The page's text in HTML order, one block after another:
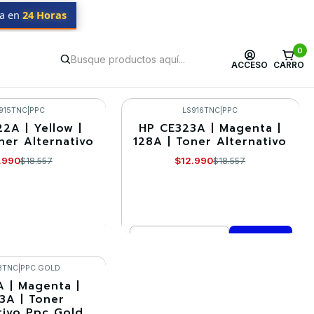
ACCESO
0
CARRO
en 24 Horas
| PPC
| Yellow |
Alternativo
$18.557
DETALLES
-30%
LS916TNC PPC
HP CE323A | Magenta |
128A | Toner Alternativo
$12.990$18.557
| PPC GOLD
| Magenta |
| Toner